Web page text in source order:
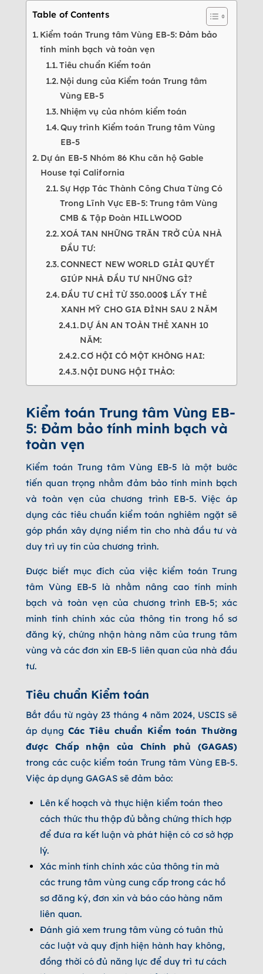
Table of Contents
Kiểm toán Trung tâm Vùng EB-5: Đảm bảo
tính minh bạch và toàn vẹn
Tiêu chuẩn Kiểm toán
Nội dung của Kiểm toán Trung tâm
Vùng EB-5
Nhiệm vụ của nhóm kiểm toán
Quy trình Kiểm toán Trung tâm Vùng
EB-5
Dự án EB-5 Nhóm 86 Khu căn hộ Gable
House tại California
Sự Hợp Tác Thành Công Chưa Từng Có
Trong Lĩnh Vực EB-5: Trung tâm Vùng
CMB & Tập Đoàn HILLWOOD
XOÁ TAN NHỮNG TRĂN TRỞ CỦA NHÀ
ĐẦU TƯ:
CONNECT NEW WORLD GIẢI QUYẾT
GIÚP NHÀ ĐẦU TƯ NHỮNG GÌ?
ĐẦU TƯ CHỈ TỪ 350.000$ LẤY THẺ
XANH MỸ CHO GIA ĐÌNH SAU 2 NĂM
DỰ ÁN AN TOÀN THẺ XANH 10
NĂM:
CƠ HỘI CÓ MỘT KHÔNG HAI:
NỘI DUNG HỘI THẢO:
Kiểm toán Trung tâm Vùng EB-
5: Đảm bảo tính minh bạch và
toàn vẹn
Kiểm toán Trung tâm Vùng EB-5 là một bước
tiến quan trọng nhằm đảm bảo tính minh bạch
và toàn vẹn của chương trình EB-5. Việc áp
dụng các tiêu chuẩn kiểm toán nghiêm ngặt sẽ
góp phần xây dựng niềm tin cho nhà đầu tư và
duy trì uy tín của chương trình.
Được biết mục đích của việc kiểm toán Trung
tâm Vùng EB-5 là nhằm nâng cao tính minh
bạch và toàn vẹn của chương trình EB-5; xác
minh tính chính xác của thông tin trong hồ sơ
đăng ký, chứng nhận hàng năm của trung tâm
vùng và các đơn xin EB-5 liên quan của nhà đầu
tư.
Tiêu chuẩn Kiểm toán
Bắt đầu từ ngày 23 tháng 4 năm 2024, USCIS sẽ
áp dụng Các Tiêu chuẩn Kiểm toán Thường
được Chấp nhận của Chính phủ (GAGAS)
trong các cuộc kiểm toán Trung tâm Vùng EB-5.
Việc áp dụng GAGAS sẽ đảm bảo:
Lên kế hoạch và thực hiện kiểm toán theo
cách thức thu thập đủ bằng chứng thích hợp
để đưa ra kết luận và phát hiện có cơ sở hợp
lý.
Xác minh tính chính xác của thông tin mà
các trung tâm vùng cung cấp trong các hồ
sơ đăng ký, đơn xin và báo cáo hàng năm
liên quan.
Đánh giá xem trung tâm vùng có tuân thủ
các luật và quy định hiện hành hay không,
đồng thời có đủ năng lực để duy trì tư cách